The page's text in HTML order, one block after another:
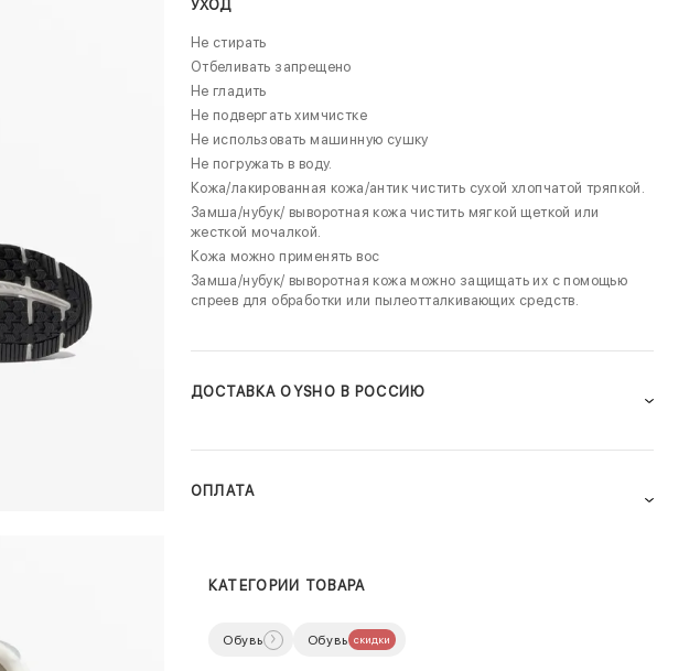
УХОД
Не стирать
Отбеливать запрещено
Не гладить
Не подвергать химчистке
Не использовать машинную сушку
Не погружать в воду.
Кожа/лакированная кожа/антик чистить сухой хлопчатой тряпкой.
Замша/нубук/ выворотная кожа чистить мягкой щеткой или
жесткой мочалкой.
Кожа можно применять вос
Замша/нубук/ выворотная кожа можно защищать их с помощью
спреев для обработки или пылеотталкивающих средств.
ДОСТАВКА OYSHO В РОССИЮ
ОПЛАТА
КАТЕГОРИИ ТОВАРА
Обувь Обувь скидки